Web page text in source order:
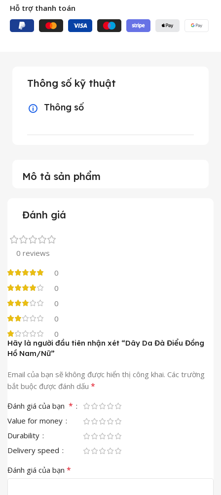
Hỗ trợ thanh toán
Mô tả sản phẩm
Thông số kỹ thuật
Thông số
Đánh giá
0 reviews
0
0
0
0
0
Hãy là người đầu tiên nhận xét “Dây Da Đà Điểu Đồng
Hồ Nam/Nữ”
Email của bạn sẽ không được hiển thị công khai. Các trường
bắt buộc được đánh dấu *
Đánh giá của bạn *
Value for money
Durability
Delivery speed
Đánh giá của bạn *